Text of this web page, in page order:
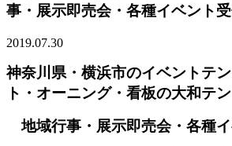
事・展示即売会・各種イベント受
2019.07.30
神奈川県・横浜市のイベントテ
ト・オーニング・看板の大和テン
地域行事・展示即売会・各種